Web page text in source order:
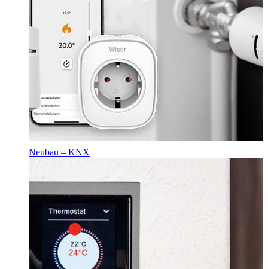
Neubau – KNX